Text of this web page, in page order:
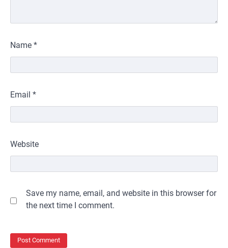
Name *
Email *
Website
Save my name, email, and website in this browser for
the next time I comment.